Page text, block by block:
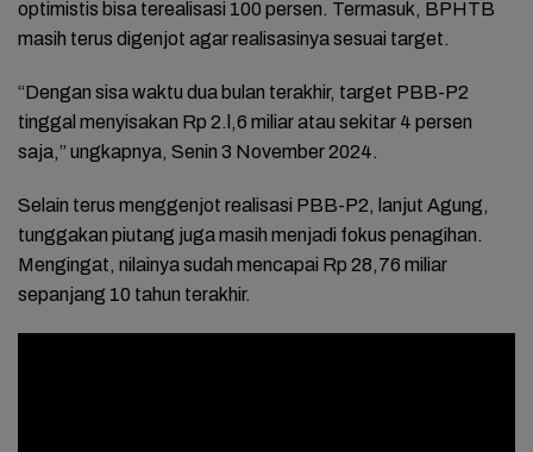
optimistis bisa terealisasi 100 persen. Termasuk, BPHTB
masih terus digenjot agar realisasinya sesuai target.
“Dengan sisa waktu dua bulan terakhir, target PBB-P2
tinggal menyisakan Rp 2.l,6 miliar atau sekitar 4 persen
saja,” ungkapnya, Senin 3 November 2024.
Selain terus menggenjot realisasi PBB-P2, lanjut Agung,
tunggakan piutang juga masih menjadi fokus penagihan.
Mengingat, nilainya sudah mencapai Rp 28,76 miliar
sepanjang 10 tahun terakhir.